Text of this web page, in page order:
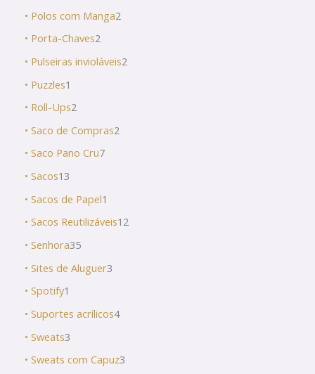
• Polos com Manga2
• Porta-Chaves2
• Pulseiras invioláveis2
• Puzzles1
• Roll-Ups2
• Saco de Compras2
• Saco Pano Cru7
• Sacos13
• Sacos de Papel1
• Sacos Reutilizáveis12
• Senhora35
• Sites de Aluguer3
• Spotify1
• Suportes acrílicos4
• Sweats3
• Sweats com Capuz3